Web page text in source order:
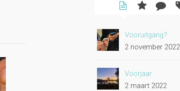
Vooruitgang?
2 november 2022
Voorjaar
2 maart 2022